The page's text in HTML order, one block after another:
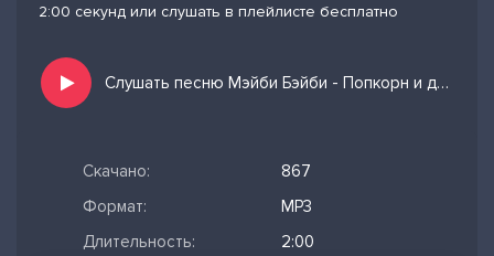
2:00 секунд или слушать в плейлисте бесплатно
Слушать песню Мэйби Бэйби - Попкорн и добавить в избранных
Скачано:
867
Формат:
MP3
Длительность:
2:00